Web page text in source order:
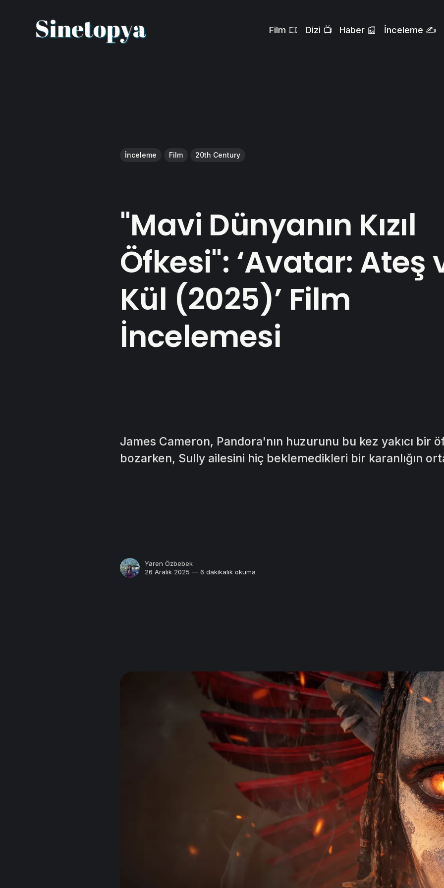
Film 🎞️ Dizi 📺 Haber 📰 İnceleme ✍️
İnceleme Film 20th Century
"Mavi Dünyanın Kızıl
Öfkesi": ‘Avatar: Ateş
Kül (2025)’ Film
İncelemesi
James Cameron, Pandora'nın huzurunu bu kez yakıcı bir
bozarken, Sully ailesini hiç beklemedikleri bir karanlığın
Yaren Özbebek
26 Aralık 2025 — 6 dakikalık okuma